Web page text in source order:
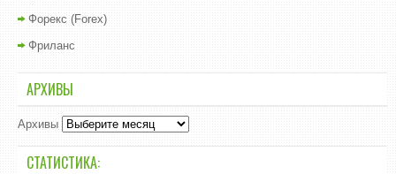
Форекс (Forex)
Фриланс
АРХИВЫ
Архивы
СТАТИСТИКА: